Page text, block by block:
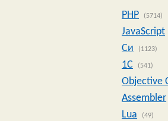
PHP (5714)
JavaScript
Си
(1123)
1C (541)
Objective
Assembler
Lua
(49)